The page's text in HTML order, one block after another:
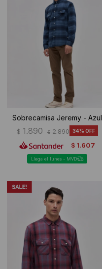
Sobrecamisa Jeremy - Azul
$ 1.890 $ 2.890 34
$ 1.607
Llega el lunes - MVD